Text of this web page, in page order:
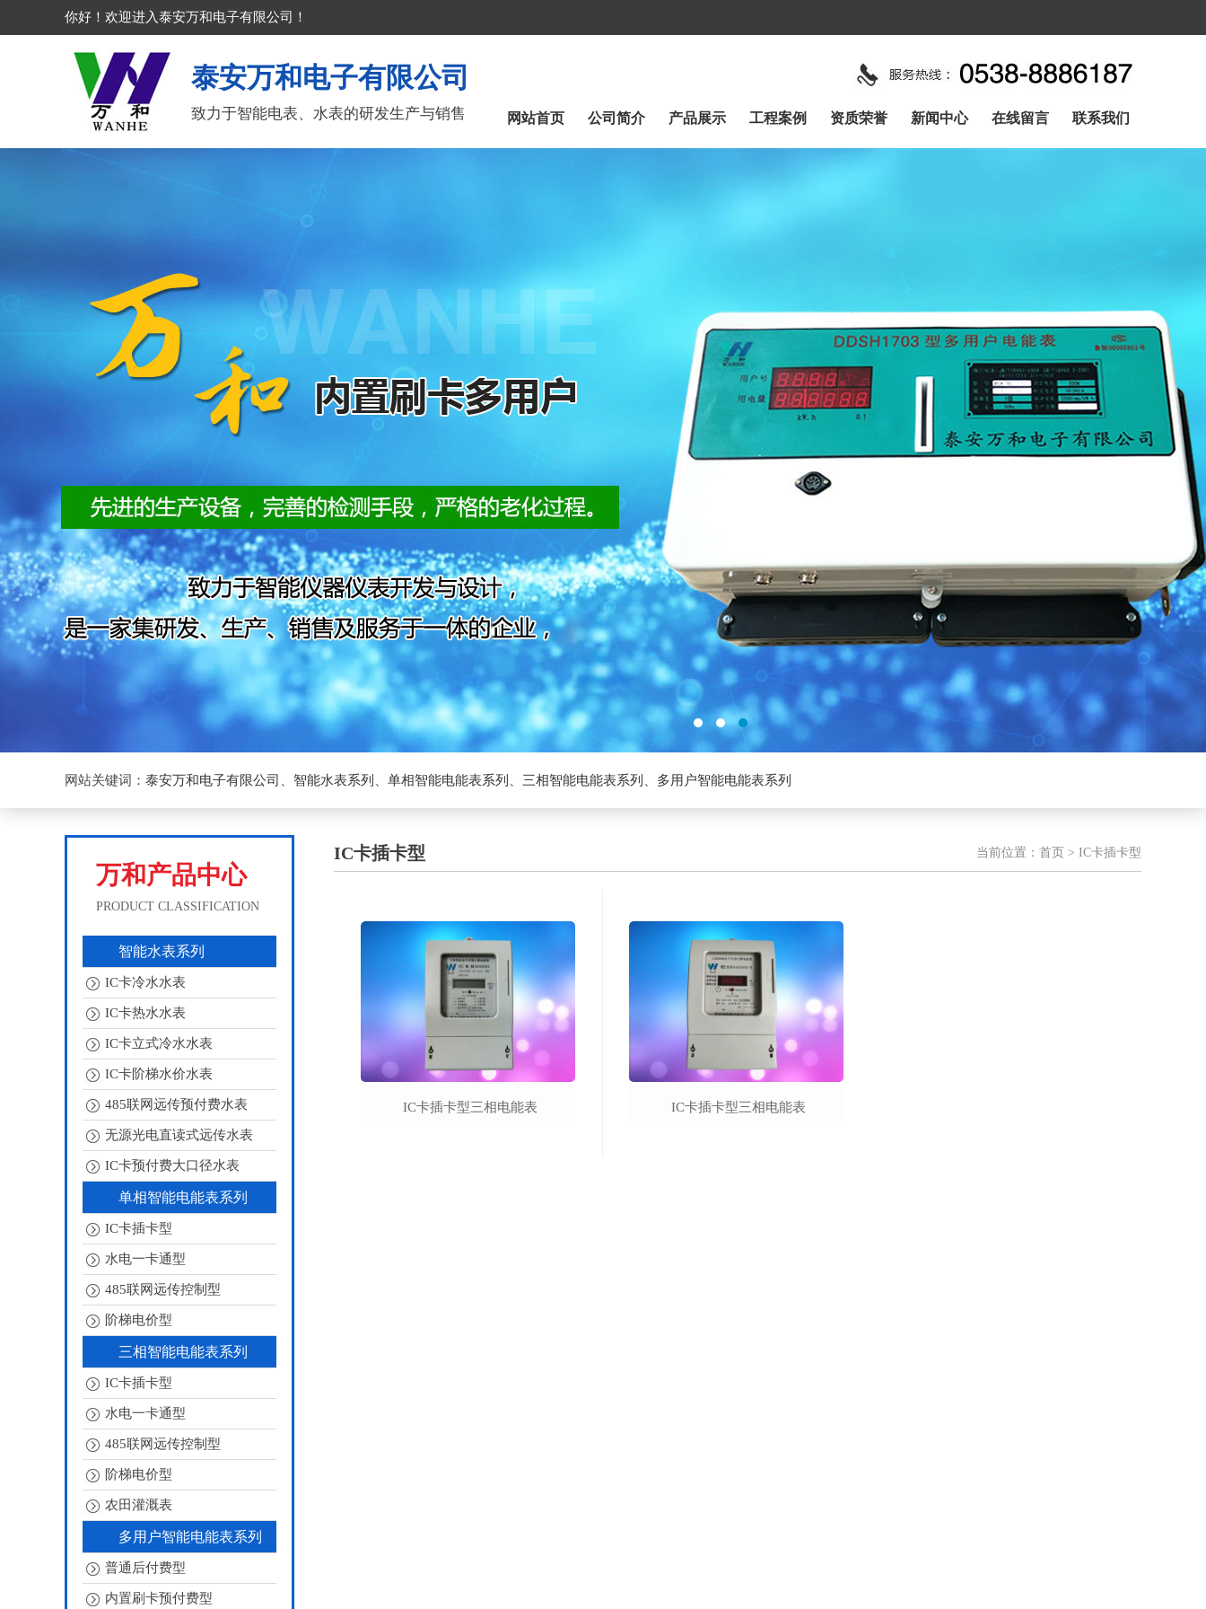
你好！欢迎进入泰安万和电子有限公司！
泰安万和电子有限公司
致力于智能电表、水表的研发生产与销售 网站首页 公司简介 产品展示 工程案例 资质荣誉 新闻中心 在线留言 联系我们
网站关键词： 泰安万和电子有限公司 智能水表系列 单相智能电能表系列 三相智能电能表系列 多用户智能电能表系列
万和产品中心
PRODUCT CLASSIFICATION
智能水表系列
IC卡冷水水表
IC卡热水水表
IC卡立式冷水水表
IC卡阶梯水价水表
485联网远传预付费水表
无源光电直读式远传水表
IC卡预付费大口径水表
单相智能电能表系列
IC卡插卡型
水电一卡通型
485联网远传控制型
阶梯电价型
三相智能电能表系列
IC卡插卡型
水电一卡通型
485联网远传控制型
阶梯电价型
农田灌溉表
多用户智能电能表系列
普通后付费型
内置刷卡预付费型
IC卡插卡型 当前位置： 首页 > IC卡插卡型
IC卡插卡型三相电能表 IC卡插卡型三相电能表